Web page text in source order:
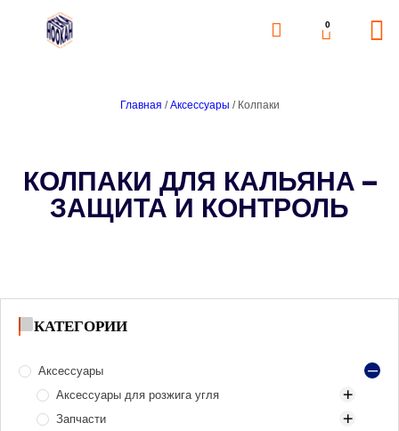
0
Главная /Аксессуары / Колпаки
КОЛПАКИ ДЛЯ КАЛЬЯНА –
ЗАЩИТА И КОНТРОЛЬ
КАТЕГОРИИ
Аксессуары
Аксессуары для розжига угля
Газ и газовые баллоны
Запчасти